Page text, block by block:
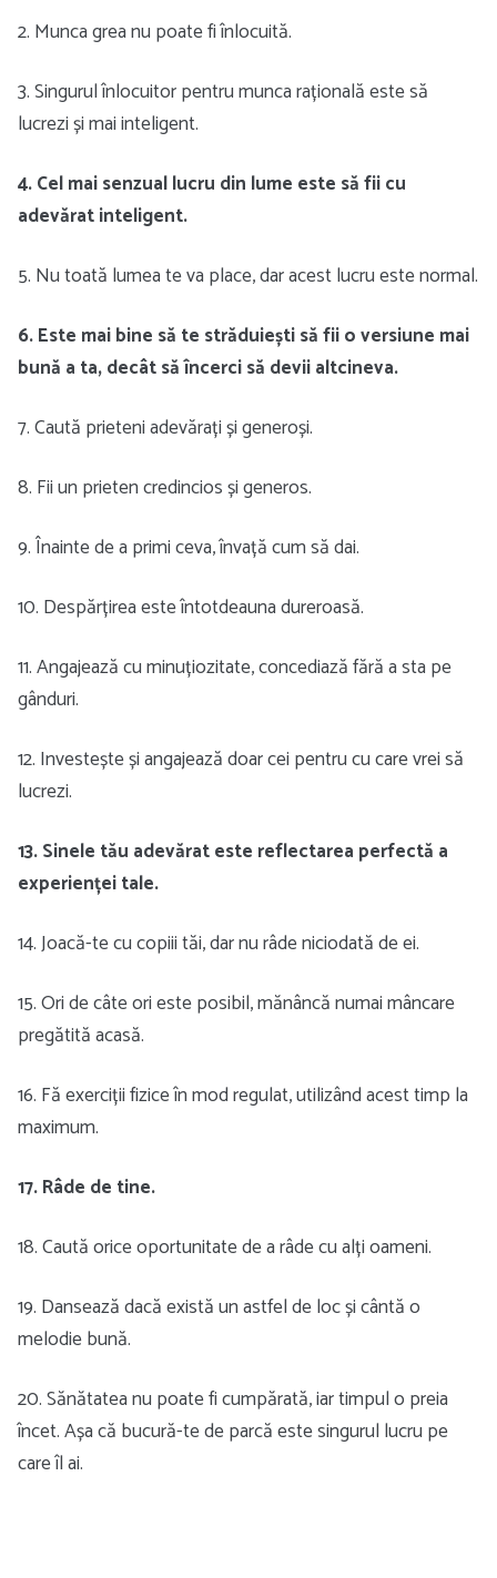
2. Munca grea nu poate fi înlocuită.
3. Singurul înlocuitor pentru munca rațională este să
lucrezi și mai inteligent.
4. Cel mai senzual lucru din lume este să fii cu
adevărat inteligent.
5. Nu toată lumea te va place, dar acest lucru este normal.
6. Este mai bine să te străduiești să fii o versiune mai
bună a ta, decât să încerci să devii altcineva.
7. Caută prieteni adevărați și generoși.
8. Fii un prieten credincios și generos.
9. Înainte de a primi ceva, învață cum să dai.
10. Despărțirea este întotdeauna dureroasă.
11. Angajează cu minuțiozitate, concediază fără a sta pe
gânduri.
12. Investește și angajează doar cei pentru cu care vrei să
lucrezi.
13. Sinele tău adevărat este reflectarea perfectă a
experienței tale.
14. Joacă-te cu copiii tăi, dar nu râde niciodată de ei.
15. Ori de câte ori este posibil, mănâncă numai mâncare
pregătită acasă.
16. Fă exerciții fizice în mod regulat, utilizând acest timp la
maximum.
17. Râde de tine.
18. Caută orice oportunitate de a râde cu alți oameni.
19. Dansează dacă există un astfel de loc și cântă o
melodie bună.
20. Sănătatea nu poate fi cumpărată, iar timpul o preia
încet. Așa că bucură-te de parcă este singurul lucru pe
care îl ai.